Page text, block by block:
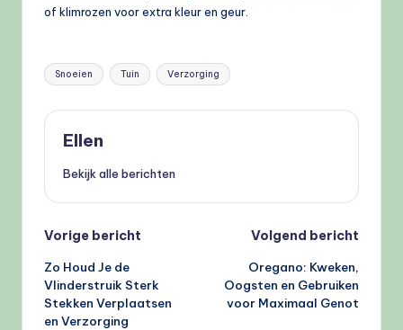
of klimrozen voor extra kleur en geur.
Tags:
Snoeien Tuin Verzorging
Ellen
Bekijk alle berichten
Bericht
navigatie
Vorige bericht
Zo Houd Je de
Vlinderstruik Sterk
Stekken Verplaatsen
en Verzorging
Volgend bericht
Oregano: Kweken,
Oogsten en Gebruiken
voor Maximaal Genot